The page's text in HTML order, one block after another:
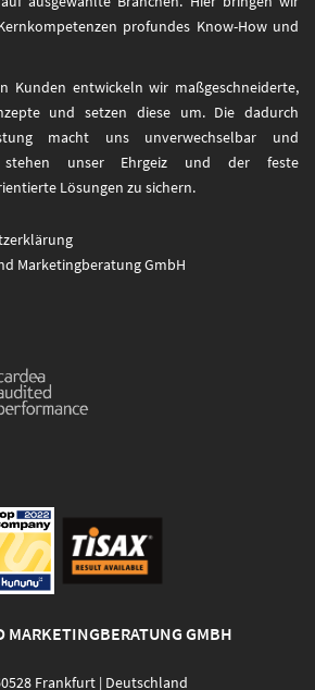
profundes Know-How und
Kunden entwickeln wir maßgeschneiderte,
und setzen diese um. Die dadurch
macht uns unverwechselbar und
stehen unser Ehrgeiz und der feste
Lösungen zu sichern.
Marketingberatung GmbH
MARKETINGBERATUNG GMBH
Frankfurt | Deutschland